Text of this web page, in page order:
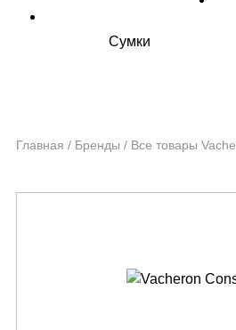
Сумки
Главная / Бренды / Все товары